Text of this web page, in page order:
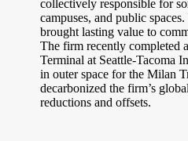
collectively responsible for
campuses, and public
brought lasting value to
The firm recently completed
Terminal at Seattle-Tacoma
in outer space for the Milan
decarbonized the firm’s
reductions and offsets.